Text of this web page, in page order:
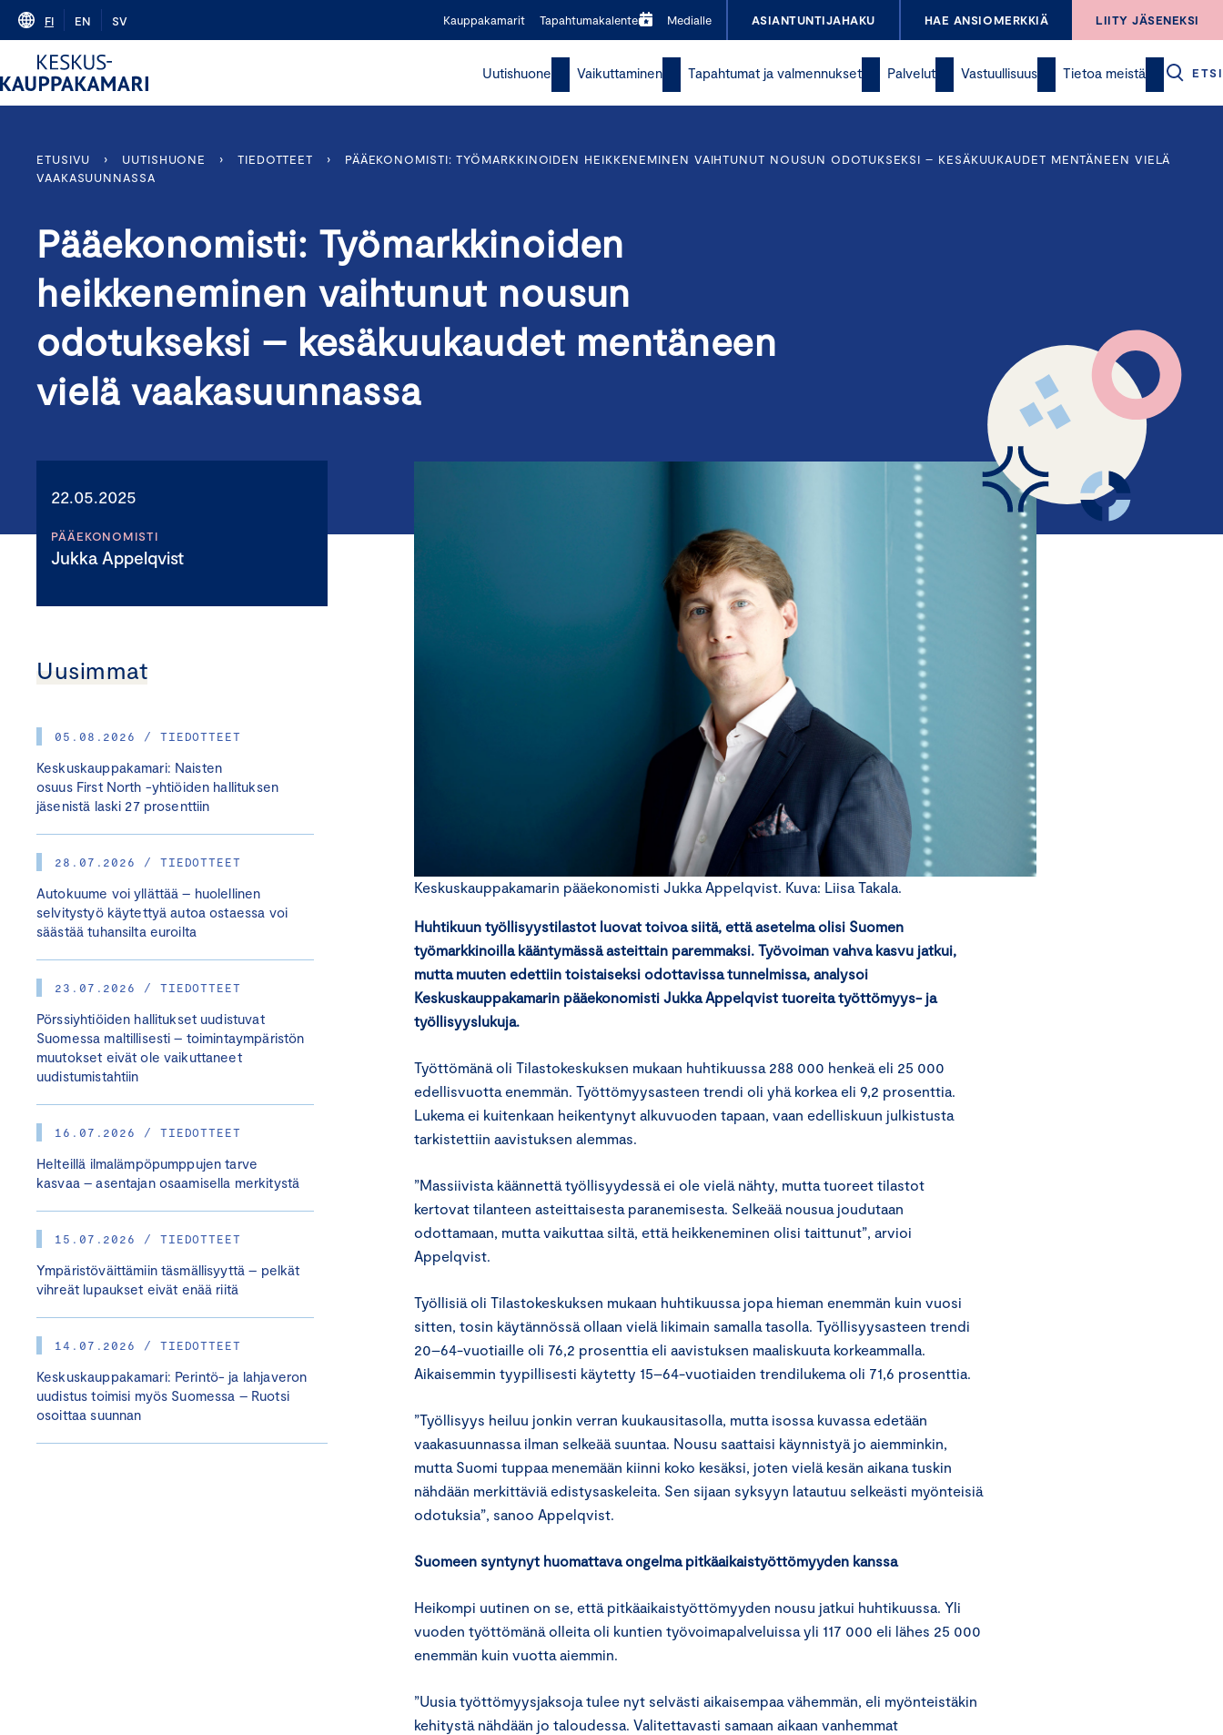
Skip
content
FI EN SV Kauppakamarit Tapahtumakalenteri Medialle ASIANTUNTIJAHAKU HAE ANSIOMERKKIÄ LIITY JÄSENEKSI
Uutishuone Vaikuttaminen Tapahtumat ja valmennukset Palvelut Vastuullisuus Tietoa meistä ETSI
ETUSIVU › UUTISHUONE › TIEDOTTEET ›
PÄÄEKONOMISTI: TYÖMARKKINOIDEN HEIKKENEMINEN VAIHTUNUT NOUSUN ODOTUKSEKSI – KESÄKUUKAUDET MENTÄNEEN VIELÄ
VAAKASUUNNASSA
Pääekonomisti: Työmarkkinoiden
heikkeneminen vaihtunut nousun
odotukseksi – kesäkuukaudet mentäneen
vielä vaakasuunnassa
22.05.2025
PÄÄEKONOMISTI
Jukka Appelqvist
Uusimmat
05.08.2026 / TIEDOTTEET
Keskuskauppakamari: Naisten
osuus First North -yhtiöiden hallituksen
jäsenistä laski 27 prosenttiin
28.07.2026 / TIEDOTTEET
Autokuume voi yllättää – huolellinen
selvitystyö käytettyä autoa ostaessa voi
säästää tuhansilta euroilta
23.07.2026 / TIEDOTTEET
Pörssiyhtiöiden hallitukset uudistuvat
Suomessa maltillisesti – toimintaympäristön
muutokset eivät ole vaikuttaneet
uudistumistahtiin
16.07.2026 / TIEDOTTEET
Helteillä ilmalämpöpumppujen tarve
kasvaa – asentajan osaamisella merkitystä
15.07.2026 / TIEDOTTEET
Ympäristöväittämiin täsmällisyyttä – pelkät
vihreät lupaukset eivät enää riitä
14.07.2026 / TIEDOTTEET
Keskuskauppakamari: Perintö- ja lahjaveron
uudistus toimisi myös Suomessa – Ruotsi
osoittaa suunnan
Keskuskauppakamarin pääekonomisti Jukka Appelqvist. Kuva: Liisa Takala.
Huhtikuun työllisyystilastot luovat toivoa siitä, että asetelma olisi Suomen
työmarkkinoilla kääntymässä asteittain paremmaksi. Työvoiman vahva kasvu jatkui,
mutta muuten edettiin toistaiseksi odottavissa tunnelmissa, analysoi
Keskuskauppakamarin pääekonomisti Jukka Appelqvist tuoreita työttömyys- ja
työllisyyslukuja.
Työttömänä oli Tilastokeskuksen mukaan huhtikuussa 288 000 henkeä eli 25 000
edellisvuotta enemmän. Työttömyysasteen trendi oli yhä korkea eli 9,2 prosenttia.
Lukema ei kuitenkaan heikentynyt alkuvuoden tapaan, vaan edelliskuun julkistusta
tarkistettiin aavistuksen alemmas.
”Massiivista käännettä työllisyydessä ei ole vielä nähty, mutta tuoreet tilastot
kertovat tilanteen asteittaisesta paranemisesta. Selkeää nousua joudutaan
odottamaan, mutta vaikuttaa siltä, että heikkeneminen olisi taittunut”, arvioi
Appelqvist.
Työllisiä oli Tilastokeskuksen mukaan huhtikuussa jopa hieman enemmän kuin vuosi
sitten, tosin käytännössä ollaan vielä likimain samalla tasolla. Työllisyysasteen trendi
20–64-vuotiaille oli 76,2 prosenttia eli aavistuksen maaliskuuta korkeammalla.
Aikaisemmin tyypillisesti käytetty 15–64-vuotiaiden trendilukema oli 71,6 prosenttia.
”Työllisyys heiluu jonkin verran kuukausitasolla, mutta isossa kuvassa edetään
vaakasuunnassa ilman selkeää suuntaa. Nousu saattaisi käynnistyä jo aiemminkin,
mutta Suomi tuppaa menemään kiinni koko kesäksi, joten vielä kesän aikana tuskin
nähdään merkittäviä edistysaskeleita. Sen sijaan syksyyn latautuu selkeästi myönteisiä
odotuksia”, sanoo Appelqvist.
Suomeen syntynyt huomattava ongelma pitkäaikaistyöttömyyden kanssa
Heikompi uutinen on se, että pitkäaikaistyöttömyyden nousu jatkui huhtikuussa. Yli
vuoden työttömänä olleita oli kuntien työvoimapalveluissa yli 117 000 eli lähes 25 000
enemmän kuin vuotta aiemmin.
”Uusia työttömyysjaksoja tulee nyt selvästi aikaisempaa vähemmän, eli myönteistäkin
kehitystä nähdään jo taloudessa. Valitettavasti samaan aikaan vanhemmat